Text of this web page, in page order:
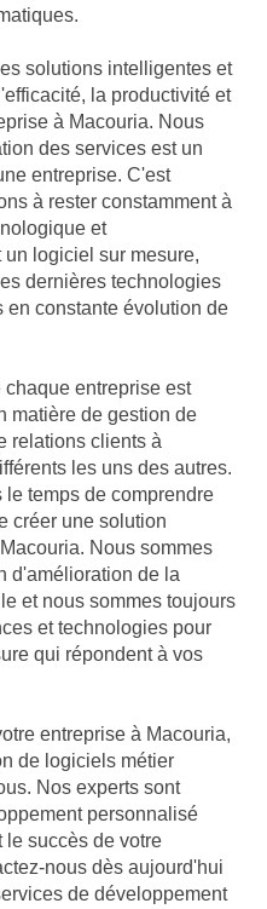
solutions intelligentes et
la productivité et
à Macouria. Nous
des services est un
entreprise. C'est
à rester constamment à
et
logiciel sur mesure,
dernières technologies
constante évolution de
entreprise est
matière de gestion de
relations clients à
les uns des autres.
temps de comprendre
créer une solution
Nous sommes
d'amélioration de la
et nous sommes toujours
et technologies pour
qui répondent à vos
entreprise à Macouria,
de logiciels métier
Nos experts sont
personnalisé
le succès de votre
nous dès aujourd'hui
de développement